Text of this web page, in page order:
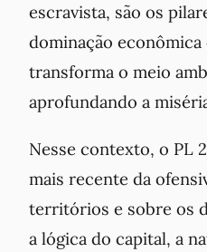
escravista, são os
dominação
transforma o meio
aprofundando a
Nesse contexto, o PL
mais recente da
territórios e sobre os
a lógica do capital, a